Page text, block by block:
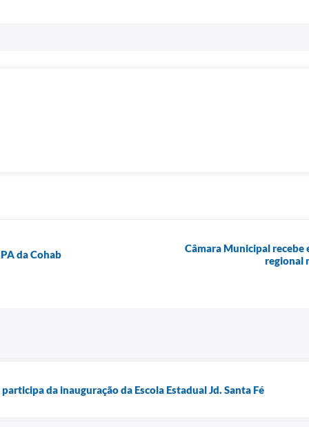
da Cohab
Câmara Municipal recebe
regional
da inauguração da Escola Estadual Jd. Santa Fé